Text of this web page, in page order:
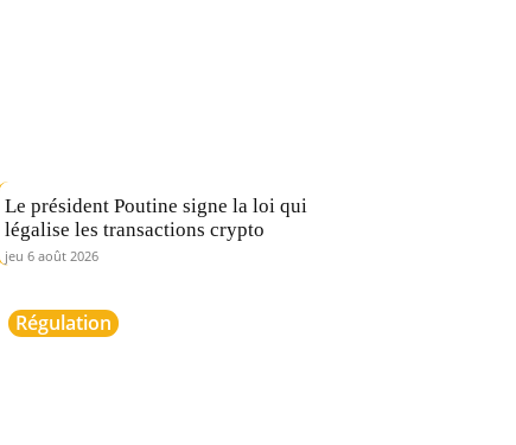
Le président Poutine signe la loi qui
légalise les transactions crypto
jeu 6 août 2026
Régulation